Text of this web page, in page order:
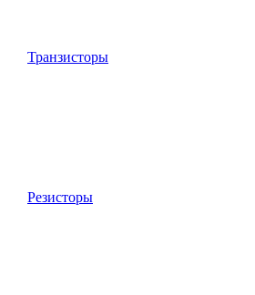
Транзисторы
Резисторы